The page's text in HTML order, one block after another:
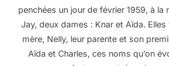
penchées un jour de février 1959, à la
Jay, deux dames : Knar et Aïda.
mère, Nelly, leur parente et son
Aïda et Charles, ces noms qu’on